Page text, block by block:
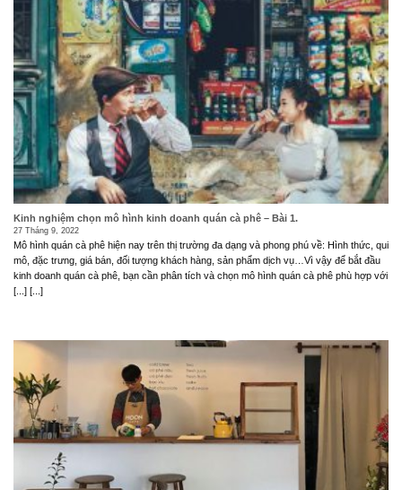
Kinh nghiệm chọn mô hình kinh doanh quán cà phê – Bài 1.
27 Tháng 9, 2022
Mô hình quán cà phê hiện nay trên thị trường đa dạng và phong phú về: Hình thức, qui
mô, đặc trưng, giá bán, đối tượng khách hàng, sản phẩm dịch vụ…Vì vậy để bắt đầu
kinh doanh quán cà phê, bạn cần phân tích và chọn mô hình quán cà phê phù hợp với
[...] [...]